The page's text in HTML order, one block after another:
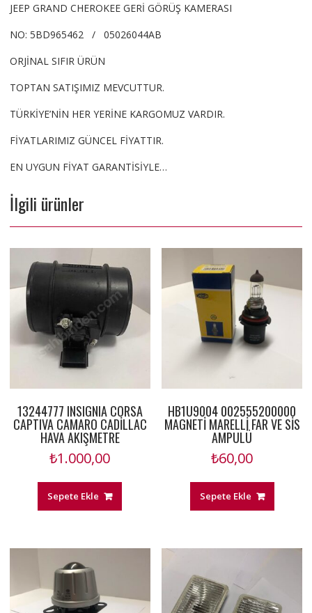
JEEP GRAND CHEROKEE GERİ GÖRÜŞ KAMERASI
NO: 5BD965462 / 05026044AB
ORJİNAL SIFIR ÜRÜN
TOPTAN SATIŞIMIZ MEVCUTTUR.
TÜRKİYE’NİN HER YERİNE KARGOMUZ VARDIR.
FİYATLARIMIZ GÜNCEL FİYATTIR.
EN UYGUN FİYAT GARANTİSİYLE…
İlgili ürünler
13244777 INSIGNIA CORSA
CAPTIVA CAMARO CADİLLAC
HAVA AKIŞMETRE
₺1.000,00
Sepete Ekle
HB1U9004 002555200000
MAGNETİ MARELLİ FAR VE SİS
AMPULÜ
₺60,00
Sepete Ekle